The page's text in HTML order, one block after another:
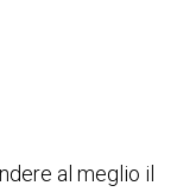
al meglio il